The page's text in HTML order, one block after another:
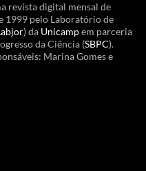
revista digital mensal de
1999 pelo Laboratório de
) da Unicampem parceria
da Ciência (SBPC).
Marina Gomes e